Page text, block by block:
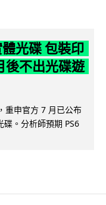
光碟 包裝印
後不出光碟遊
重申官方 7 月已公布
。分析師預期 PS6